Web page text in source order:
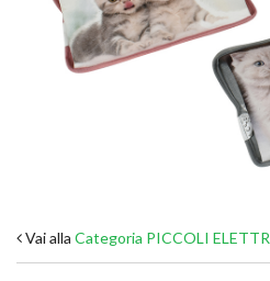
Vai alla Categoria PICCOLI